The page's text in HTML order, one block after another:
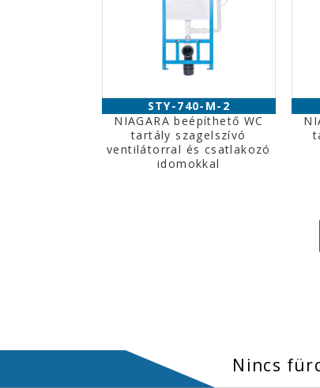
STY-740-M-2
NIAGARA beépíthető WC
tartály szagelszívó
ventilátorral és csatlakozó
idomokkal
Nincs